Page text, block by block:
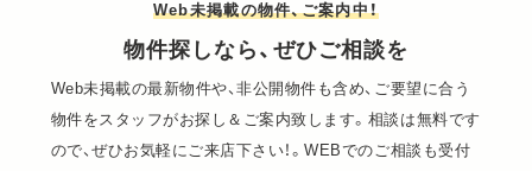
Web未掲載の物件、ご案内中！
物件探しなら、ぜひご相談を
Web未掲載の最新物件や、非公開物件も含め、ご要望に合う
物件をスタッフがお探し＆ご案内致します。相談は無料です
ので、ぜひお気軽にご来店下さい！。WEBでのご相談も受付